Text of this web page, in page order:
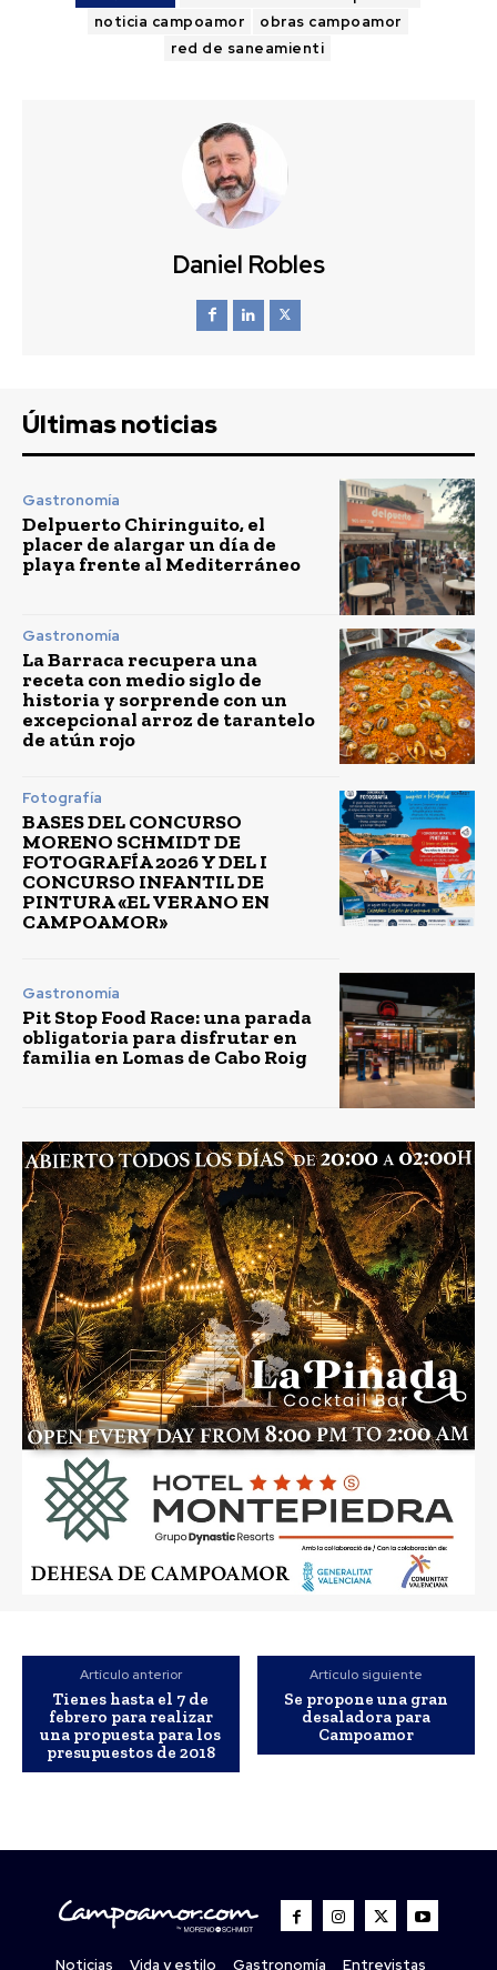
noticia campoamor
obras campoamor
red de saneamienti
Daniel Robles
Últimas noticias
Gastronomía
Delpuerto Chiringuito, el
placer de alargar un día de
playa frente al Mediterráneo
Gastronomía
La Barraca recupera una
receta con medio siglo de
historia y sorprende con un
excepcional arroz de tarantelo
de atún rojo
Fotografía
BASES DEL CONCURSO
MORENO SCHMIDT DE
FOTOGRAFÍA 2026 Y DEL I
CONCURSO INFANTIL DE
PINTURA «EL VERANO EN
CAMPOAMOR»
Gastronomía
Pit Stop Food Race: una parada
obligatoria para disfrutar en
familia en Lomas de Cabo Roig
Artículo anterior
Tienes hasta el 7 de
febrero para realizar
una propuesta para los
presupuestos de 2018
Artículo siguiente
Se propone una gran
desaladora para
Campoamor
Noticias Vida y estilo Gastronomía
Entrevistas